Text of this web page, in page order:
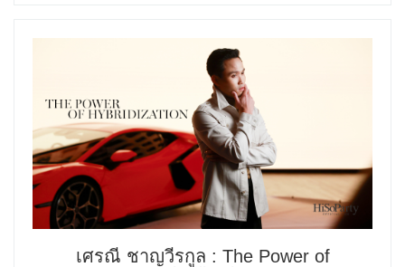
เศรณี ชาญวีรกูล : The Power of